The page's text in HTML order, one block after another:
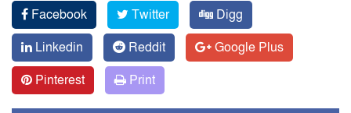
Facebook Twitter
Digg
Linkedin
Reddit
Google Plus
Pinterest
Print